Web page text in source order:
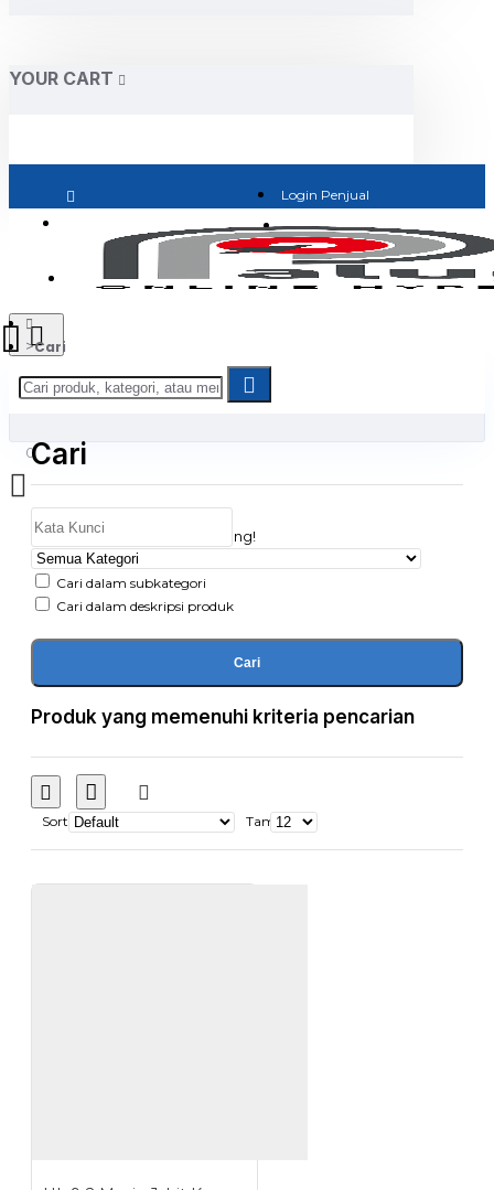
YOUR CART
Login Penjual
Jadi Penjual
0
Daftar belanja Anda kosong!
Cari
Cari
Cari dalam subkategori
Cari dalam deskripsi produk
Cari
Produk yang memenuhi kriteria pencarian
Sort Tampilkan: